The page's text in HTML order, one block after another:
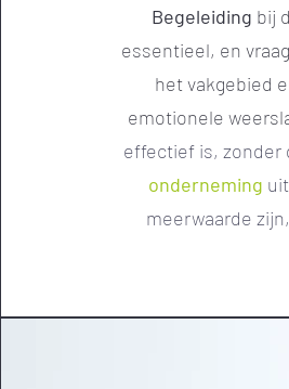
Begeleiding bij
essentieel, en
het vakgebied
emotionele
effectief is,
onderneming
meerwaarde